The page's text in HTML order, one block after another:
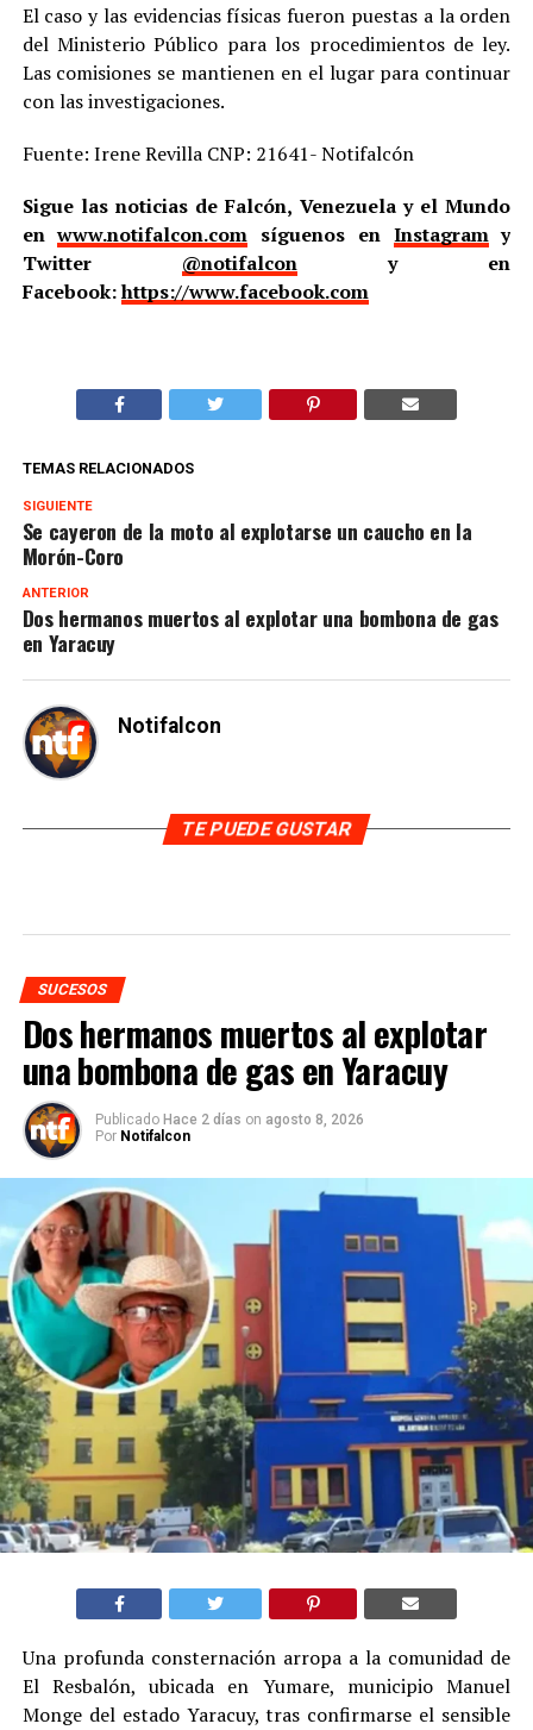
El caso y las evidencias físicas fueron puestas a la orden
del Ministerio Público para los procedimientos de ley.
Las comisiones se mantienen en el lugar para continuar
con las investigaciones.
Fuente: Irene Revilla CNP: 21641- Notifalcón
Sigue las noticias de Falcón, Venezuela y el Mundo
enwww.notifalcon.com síguenos en Instagramy
Twitter @notifalcony en
Facebook:https://www.facebook.com
TEMAS RELACIONADOS
SIGUIENTE
Se cayeron de la moto al explotarse un caucho en la
Morón-Coro
ANTERIOR
Dos hermanos muertos al explotar una bombona de gas
en Yaracuy
Notifalcon
TE PUEDE GUSTAR
SUCESOS
Dos hermanos muertos al explotar
una bombona de gas en Yaracuy
Publicado Hace 2 días on agosto 8, 2026
Por Notifalcon
Una profunda consternación arropa a la comunidad de
El Resbalón, ubicada en Yumare, municipio Manuel
Monge del estado Yaracuy, tras confirmarse el sensible